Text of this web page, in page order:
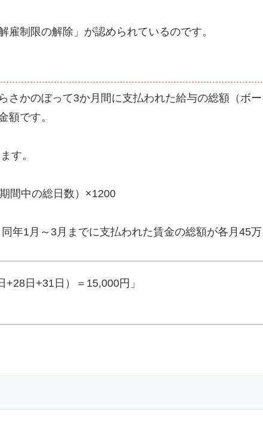
制限の解除」が認められているのです。
さかのぼって3か月間に支払われた給与の総額（ボー
額です。
す。
間中の総日数）×1200
年1月～3月までに支払われた賃金の総額が各月45万
日+31日）＝15,000円」